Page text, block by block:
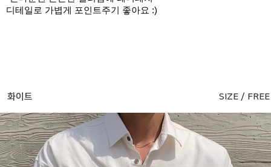
디테일로 가볍게 포인트주기 좋아요 :)
화이트 SIZE / FREE